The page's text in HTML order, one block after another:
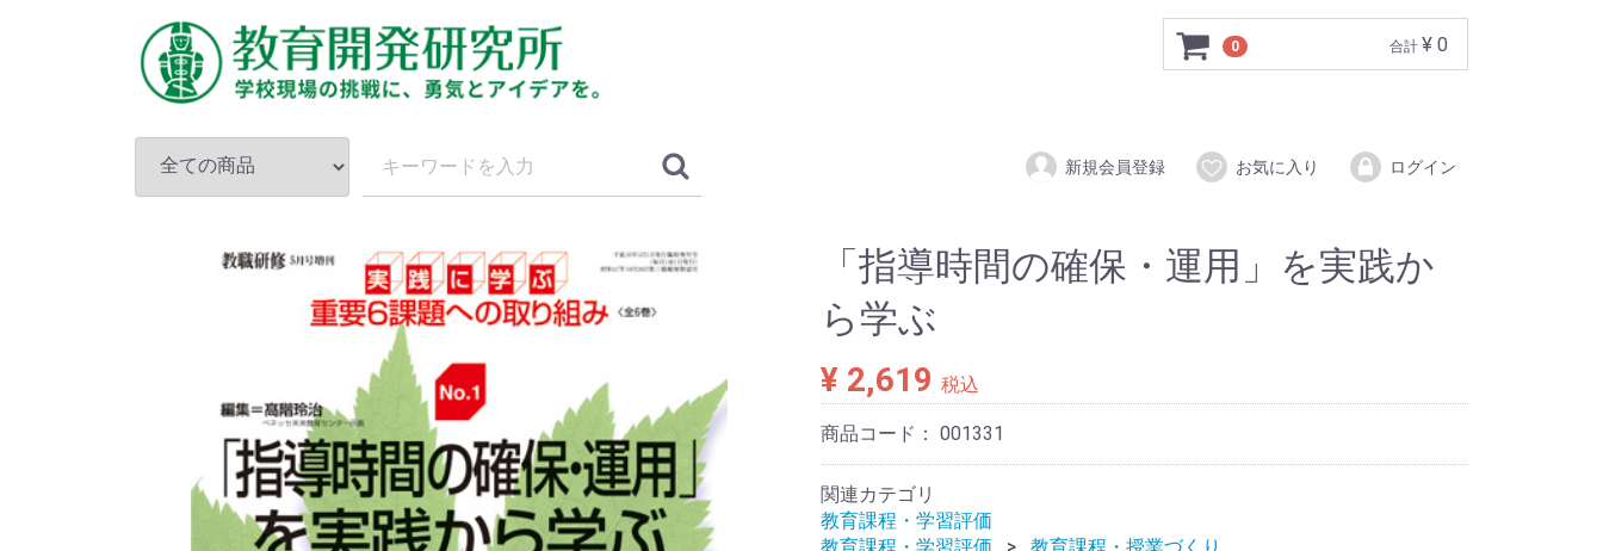
0 合計 ¥ 0
新規会員登録 お気に入り ログイン
「指導時間の確保・運用」を実践か
ら学ぶ
¥ 2,619 税込
商品コード： 001331
関連カテゴリ
教育課程・学習評価
教育課程・学習評価
教育課程・授業づくり